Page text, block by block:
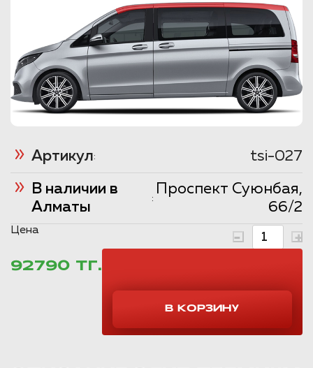
Артикул: tsi-027
В наличии в
Алматы
:
Проспект Суюнбая,
66/2
Цена
92790 ТГ.